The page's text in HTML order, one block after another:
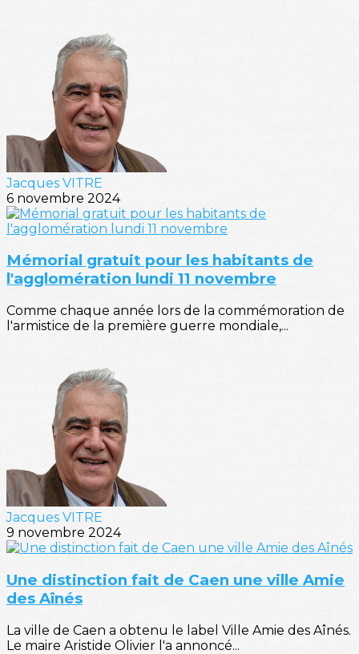
Jacques VITRE
6 novembre 2024
Mémorial gratuit pour les habitants de
l'agglomération lundi 11 novembre
Comme chaque année lors de la commémoration de
l'armistice de la première guerre mondiale,...
Jacques VITRE
9 novembre 2024
Une distinction fait de Caen une ville Amie
des Aînés
La ville de Caen a obtenu le label Ville Amie des Aînés.
Le maire Aristide Olivier l'a annoncé...